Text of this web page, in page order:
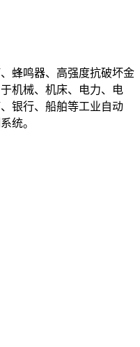
蜂鸣器、高强度抗破坏金
机械、机床、电力、电
银行、船舶等工业自动
统。